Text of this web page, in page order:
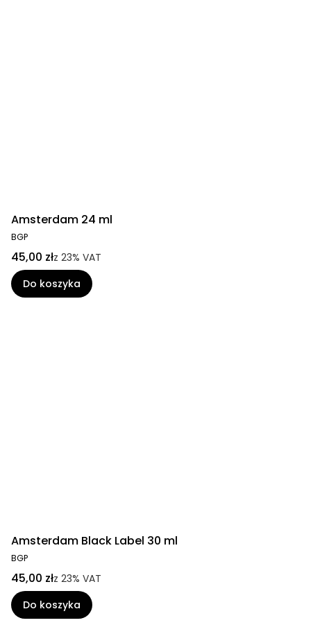
Amsterdam 24 ml
BGP
45,00 złz 23% VAT
Do koszyka
Amsterdam Black Label 30 ml
BGP
45,00 złz 23% VAT
Do koszyka